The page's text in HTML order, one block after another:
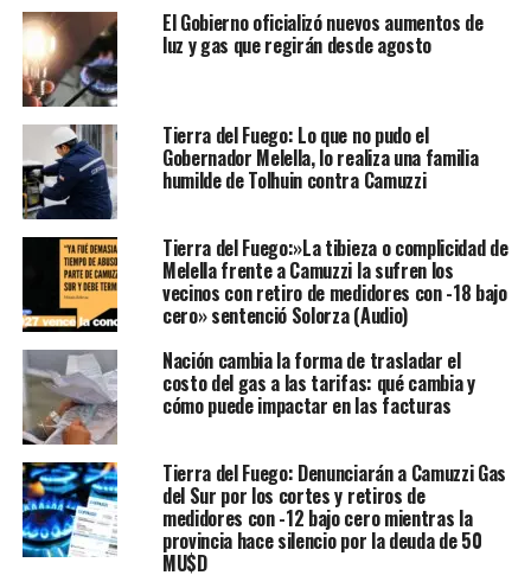
El Gobierno oficializó nuevos aumentos de
luz y gas que regirán desde agosto
Tierra del Fuego: Lo que no pudo el
Gobernador Melella, lo realiza una familia
humilde de Tolhuin contra Camuzzi
Tierra del Fuego:»La tibieza o complicidad de
Melella frente a Camuzzi la sufren los
vecinos con retiro de medidores con -18 bajo
cero» sentenció Solorza (Audio)
Nación cambia la forma de trasladar el
costo del gas a las tarifas: qué cambia y
cómo puede impactar en las facturas
Tierra del Fuego: Denunciarán a Camuzzi Gas
del Sur por los cortes y retiros de
medidores con -12 bajo cero mientras la
provincia hace silencio por la deuda de 50
MU$D